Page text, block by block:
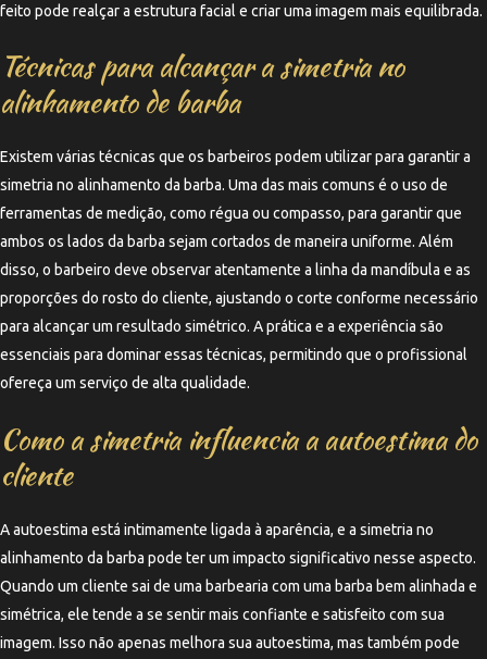
feito pode realçar a estrutura facial e criar uma imagem mais equilibrada.
Técnicas para alcançar a simetria no
alinhamento de barba
Existem várias técnicas que os barbeiros podem utilizar para garantir a
simetria no alinhamento da barba. Uma das mais comuns é o uso de
ferramentas de medição, como régua ou compasso, para garantir que
ambos os lados da barba sejam cortados de maneira uniforme. Além
disso, o barbeiro deve observar atentamente a linha da mandíbula e as
proporções do rosto do cliente, ajustando o corte conforme necessário
para alcançar um resultado simétrico. A prática e a experiência são
essenciais para dominar essas técnicas, permitindo que o profissional
ofereça um serviço de alta qualidade.
Como a simetria influencia a autoestima do
cliente
A autoestima está intimamente ligada à aparência, e a simetria no
alinhamento da barba pode ter um impacto significativo nesse aspecto.
Quando um cliente sai de uma barbearia com uma barba bem alinhada e
simétrica, ele tende a se sentir mais confiante e satisfeito com sua
imagem. Isso não apenas melhora sua autoestima, mas também pode